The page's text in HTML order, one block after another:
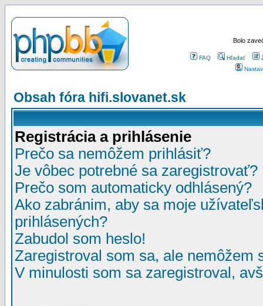
Bolo
FAQ Hľadať
Obsah fóra hifi.slovanet.sk
Registrácia a prihlásenie
Prečo sa nemôžem prihlásiť?
Je vôbec potrebné sa zaregistrovať?
Prečo som automaticky odhlásený?
Ako zabránim, aby sa moje
prihlásených?
Zabudol som heslo!
Zaregistroval som sa, ale nemôžem
V minulosti som sa zaregistroval,